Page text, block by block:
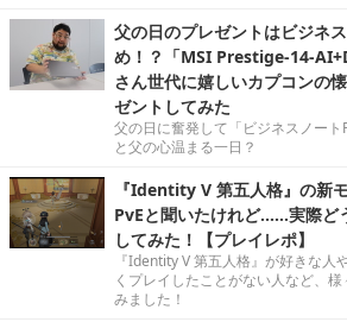
父の日のプレゼントはビジネ
め！？「MSI Prestige-14-
さん世代に嬉しいカプコンの
ゼントしてみた
父の日に奮発して「ビジネスノー
と父の心温まる一日？
『Identity V 第五人格』の新
PvEと聞いたけれど……実際ど
してみた！【プレイレポ】
『Identity V 第五人格』が好きな人
くプレイしたことがない人など、
みました！